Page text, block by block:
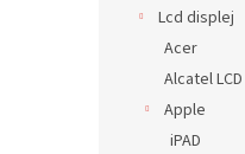
Lcd displej
Acer
Alcatel
Apple
iPAD